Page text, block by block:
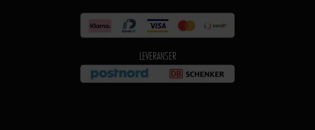
LEVERANSER